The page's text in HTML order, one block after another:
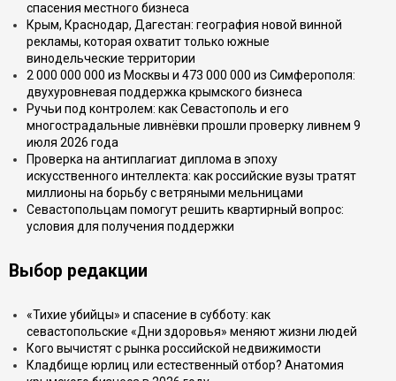
спасения местного бизнеса
Крым, Краснодар, Дагестан: география новой винной
рекламы, которая охватит только южные
винодельческие территории
2 000 000 000 из Москвы и 473 000 000 из Симферополя:
двухуровневая поддержка крымского бизнеса
Ручьи под контролем: как Севастополь и его
многострадальные ливнёвки прошли проверку ливнем 9
июля 2026 года
Проверка на антиплагиат диплома в эпоху
искусственного интеллекта: как российские вузы тратят
миллионы на борьбу с ветряными мельницами
Севастопольцам помогут решить квартирный вопрос:
условия для получения поддержки
Выбор редакции
«Тихие убийцы» и спасение в субботу: как
севастопольские «Дни здоровья» меняют жизни людей
Кого вычистят с рынка российской недвижимости
Кладбище юрлиц или естественный отбор? Анатомия